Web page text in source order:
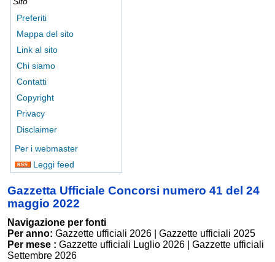
Preferiti
Mappa del sito
Link al sito
Chi siamo
Contatti
Copyright
Privacy
Disclaimer
Per i webmaster
Leggi feed
Gazzetta Ufficiale Concorsi numero 41 del 24
maggio 2022
Navigazione per fonti
Per anno: Gazzette ufficiali 2026
Gazzette ufficiali 2025
Per mese : Gazzette ufficiali Luglio 2026
Gazzette ufficiali
Settembre 2026